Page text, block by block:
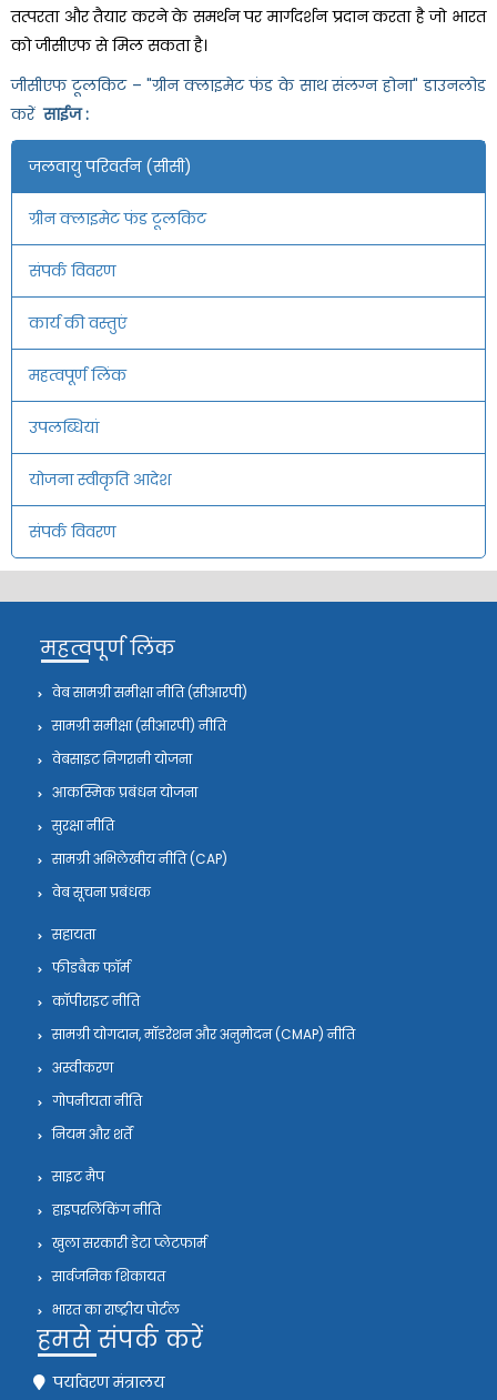
जलवायु परिवर्तन (सीसी)
ग्रीन क्लाइमेट फंड टूलकिट
संपर्क विवरण
कार्य की वस्तुएं
महत्वपूर्ण लिंक
उपलब्धियां
योजना स्वीकृति आदेश
संपर्क विवरण
तत्परता और तैयार करने के समर्थन पर मार्गदर्शन प्रदान करता है जो भारत
को जीसीएफ से मिल सकता है।
जीसीएफ टूलकिट – "ग्रीन क्लाइमेट फंड के साथ संलग्न होना" डाउनलोड
करें साईज :
महत्वपूर्ण लिंक
वेब सामग्री समीक्षा नीति (सीआरपी)
सामग्री समीक्षा (सीआरपी) नीति
वेबसाइट निगरानी योजना
आकस्मिक प्रबंधन योजना
सुरक्षा नीति
सामग्री अभिलेखीय नीति (CAP)
वेब सूचना प्रबंधक
सहायता
फीडबैक फॉर्म
कॉपीराइट नीति
सामग्री योगदान, मॉडरेशन और अनुमोदन (CMAP) नीति
अस्वीकरण
गोपनीयता नीति
नियम और शर्तें
साइट मैप
हाइपरलिंकिंग नीति
खुला सरकारी डेटा प्लेटफार्म
सार्वजनिक शिकायत
भारत का राष्ट्रीय पोर्टल
हमसे संपर्क करें
पर्यावरण मंत्रालय